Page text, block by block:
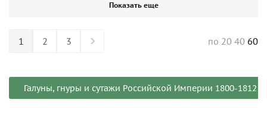
Показать еще
1 2 3 по 20 40 60
Галуны, гнуры и сутажи Российской Империи 1800-1812